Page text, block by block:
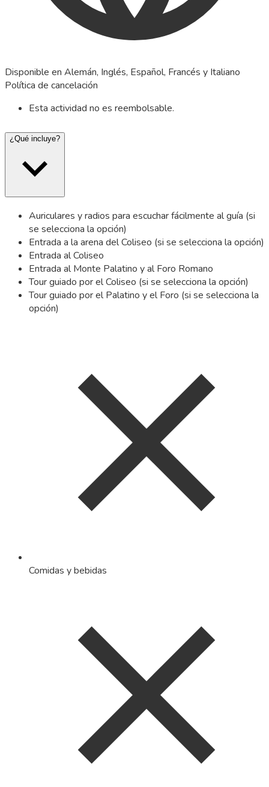
Disponible en Alemán, Inglés, Español, Francés y Italiano
Política de cancelación
Esta actividad no es reembolsable.
¿Qué incluye?
Auriculares y radios para escuchar fácilmente al guía (si
se selecciona la opción)
Entrada a la arena del Coliseo (si se selecciona la opción)
Entrada al Coliseo
Entrada al Monte Palatino y al Foro Romano
Tour guiado por el Coliseo (si se selecciona la opción)
Tour guiado por el Palatino y el Foro (si se selecciona la
opción)
Comidas y bebidas